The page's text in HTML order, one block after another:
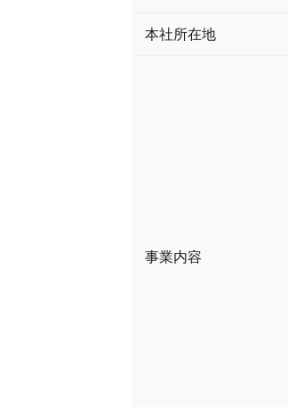
本社所在地
事業内容